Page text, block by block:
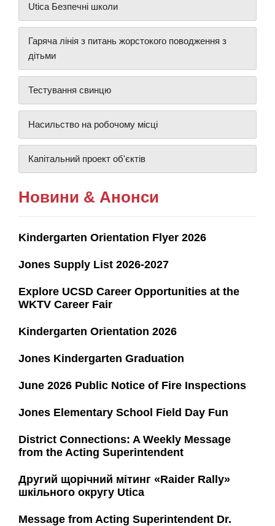
Utica Безпечні школи
Гаряча лінія з питань жорстокого поводження з
дітьми
Тестування свинцю
Насильство на робочому місці
Капітальний проект об'єктів
Новини & Анонси
Kindergarten Orientation Flyer 2026
Jones Supply List 2026-2027
Explore UCSD Career Opportunities at the
WKTV Career Fair
Kindergarten Orientation 2026
Jones Kindergarten Graduation
June 2026 Public Notice of Fire Inspections
Jones Elementary School Field Day Fun
District Connections: A Weekly Message
from the Acting Superintendent
Другий щорічний мітинг «Raider Rally»
шкільного округу Utica
Message from Acting Superintendent Dr.